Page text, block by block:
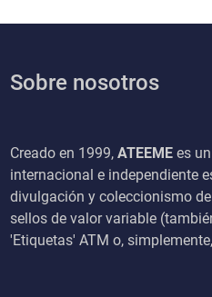
Sobre nosotros
Creado en 1999,ATEEME es
internacional e independiente
divulgación y coleccionismo
sellos de valor variable
'Etiquetas' ATM o,